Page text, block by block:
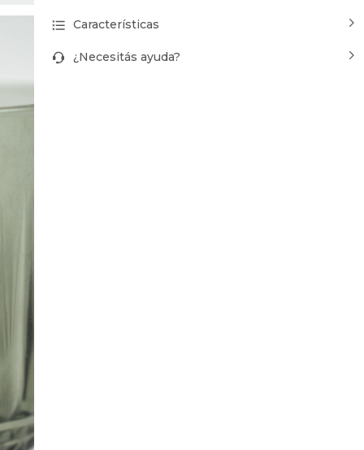
Características
¿Necesitás ayuda?